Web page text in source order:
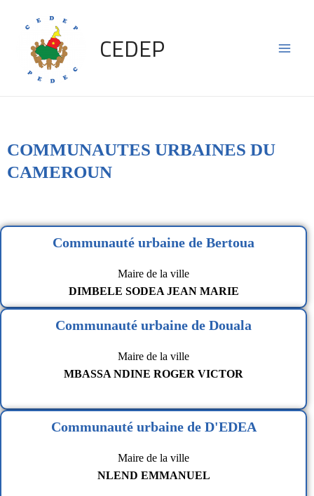
content
CEDEP
COMMUNAUTES URBAINES DU
CAMEROUN
Communauté urbaine de Bertoua
Maire de la ville
DIMBELE SODEA JEAN MARIE
Communauté urbaine de Douala
Maire de la ville
MBASSA NDINE ROGER VICTOR
Communauté urbaine de D'EDEA
Maire de la ville
NLEND EMMANUEL